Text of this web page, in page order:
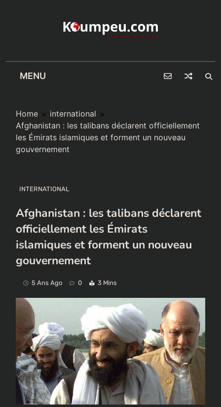
MENU
Home
international
Afghanistan : les talibans déclarent officiellement
les Émirats islamiques et forment un nouveau
gouvernement
INTERNATIONAL
Afghanistan : les talibans déclarent
officiellement les Émirats
islamiques et forment un nouveau
gouvernement
5 Ans Ago 0 3 Mins